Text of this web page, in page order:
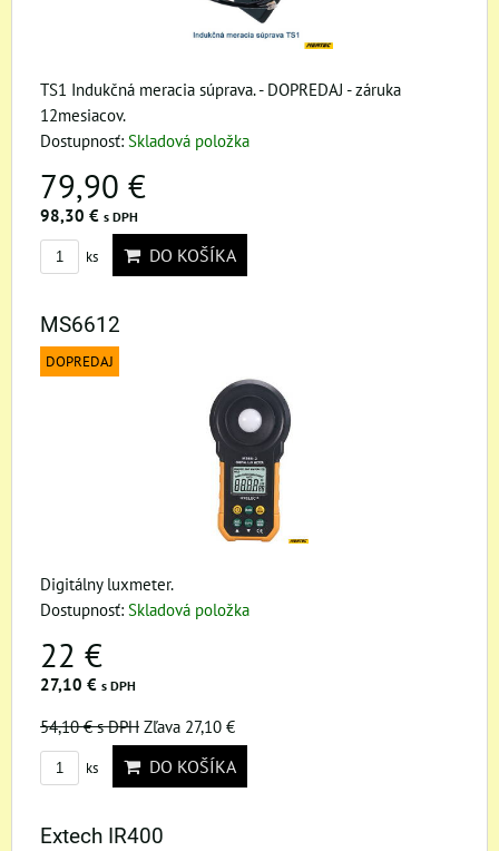
TS1 Indukčná meracia súprava. - DOPREDAJ - záruka
12mesiacov.
Dostupnosť: Skladová položka
79,90 €
98,30 € s DPH
ks DO KOŠÍKA
MS6612
DOPREDAJ
Digitálny luxmeter.
Dostupnosť: Skladová položka
22 €
27,10 € s DPH
54,10 €s DPH Zľava 27,10 €
ks DO KOŠÍKA
Extech IR400